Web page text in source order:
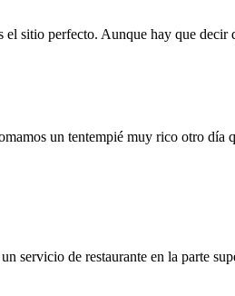
sitio perfecto. Aunque hay que decir
un tentempié muy rico otro día
servicio de restaurante en la parte